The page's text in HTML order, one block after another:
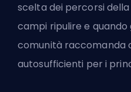
scelta dei percorsi
campi ripulire e quando
comunità raccomanda
autosufficienti per i